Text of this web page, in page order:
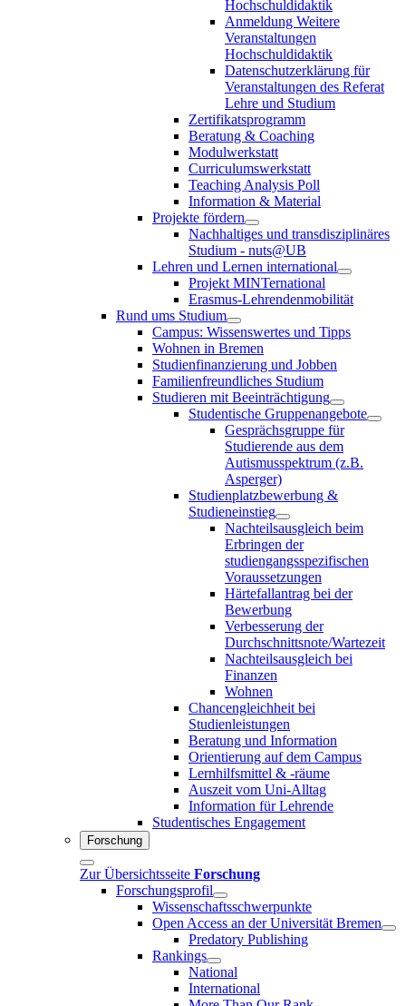
Hochschuldidaktik
Anmeldung Weitere
Veranstaltungen
Hochschuldidaktik
Datenschutzerklärung für
Veranstaltungen des Referat
Lehre und Studium
Zertifikatsprogramm
Beratung & Coaching
Modulwerkstatt
Curriculumswerkstatt
Teaching Analysis Poll
Information & Material
Projekte fördern
Nachhaltiges und transdisziplinäres
Studium - nuts@UB
Lehren und Lernen international
Projekt MINTernational
Erasmus-Lehrendenmobilität
Rund ums Studium
Campus: Wissenswertes und Tipps
Wohnen in Bremen
Studienfinanzierung und Jobben
Familienfreundliches Studium
Studieren mit Beeinträchtigung
Studentische Gruppenangebote
Gesprächsgruppe für
Studierende aus dem
Autismusspektrum (z.B.
Asperger)
Studienplatzbewerbung &
Studieneinstieg
Nachteilsausgleich beim
Erbringen der
studiengangsspezifischen
Voraussetzungen
Härtefallantrag bei der
Bewerbung
Verbesserung der
Durchschnittsnote/Wartezeit
Nachteilsausgleich bei
Finanzen
Wohnen
Chancengleichheit bei
Studienleistungen
Beratung und Information
Orientierung auf dem Campus
Lernhilfsmittel & -räume
Auszeit vom Uni-Alltag
Information für Lehrende
Studentisches Engagement
Forschung
Zur Übersichtsseite Forschung
Forschungsprofil
Wissenschaftsschwerpunkte
Open Access an der Universität Bremen
Predatory Publishing
Rankings
National
International